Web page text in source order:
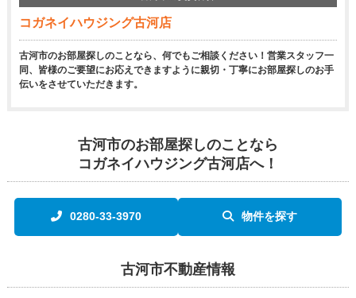
コガネイハウジング古河店
古河市のお部屋探しのことなら、何でもご相談ください！営業スタッフ一
同、皆様のご要望にお応えできますように親切・丁寧にお部屋探しのお手
伝いをさせていただきます。
古河市のお部屋探しのことなら
コガネイハウジング古河店へ！
0280-33-3970 物件を探す
古河市不動産情報